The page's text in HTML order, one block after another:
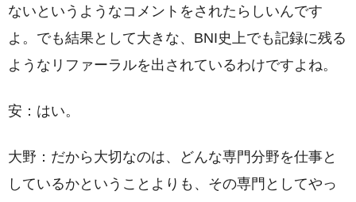
ないというようなコメントをされたらしいんです
よ。でも結果として大きな、BNI史上でも記録に残る
ようなリファーラルを出されているわけですよね。
安：はい。
大野：だから大切なのは、どんな専門分野を仕事と
しているかということよりも、その専門としてやっ